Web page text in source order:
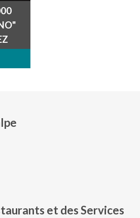
et des Services